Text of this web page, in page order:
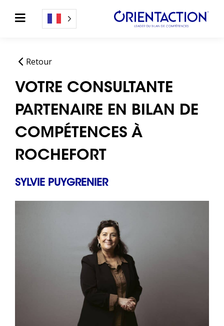
Retour
VOTRE CONSULTANTE
PARTENAIRE EN BILAN DE
COMPÉTENCES À
ROCHEFORT
SYLVIE PUYGRENIER